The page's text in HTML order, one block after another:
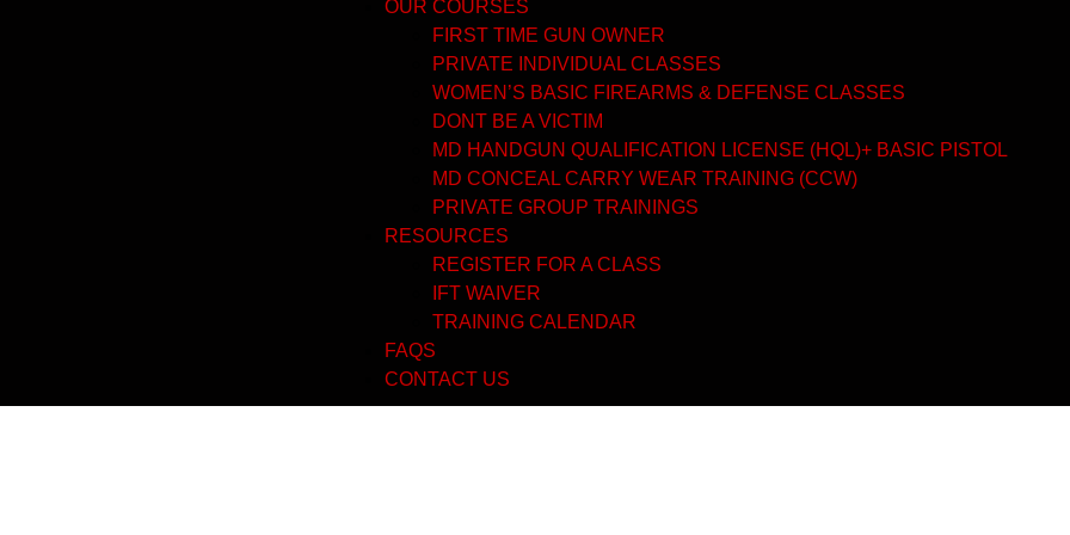
OUR COURSES
FIRST TIME GUN OWNER
PRIVATE INDIVIDUAL CLASSES
WOMEN’S BASIC FIREARMS & DEFENSE CLASSES
DONT BE A VICTIM
MD HANDGUN QUALIFICATION LICENSE (HQL)+ BASIC PISTOL
MD CONCEAL CARRY WEAR TRAINING (CCW)
PRIVATE GROUP TRAININGS
RESOURCES
REGISTER FOR A CLASS
IFT WAIVER
TRAINING CALENDAR
FAQS
CONTACT US